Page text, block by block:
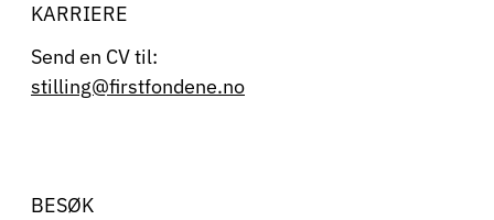
KARRIERE
Send en CV til:
stilling@firstfondene.no
BESØK